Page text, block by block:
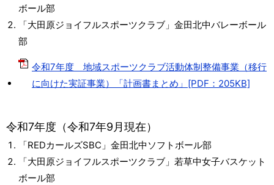
ボール部
「大田原ジョイフルスポーツクラブ」金田北中バレーボール
部
令和7年度 地域スポーツクラブ活動体制整備事業（移行
に向けた実証事業）「計画書まとめ」[PDF：205KB]
令和7年度（令和7年9月現在）
「REDカールズSBC」金田北中ソフトボール部
「大田原ジョイフルスポーツクラブ」若草中女子バスケット
ボール部